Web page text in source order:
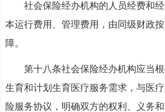
社会保险经办机构的人员经费和经
本运行费用、管理费用，由同级财政
障。
第十八条社会保险经办机构应当根
生育和计划生育医疗服务需求，与医
险服务协议，明确双方的权利、义务